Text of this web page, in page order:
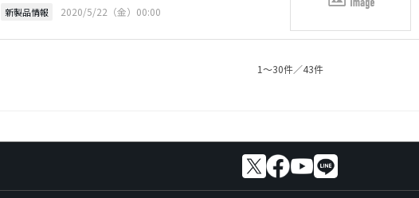
新製品情報 2020/5/22（金）00:00
1〜30件／43件